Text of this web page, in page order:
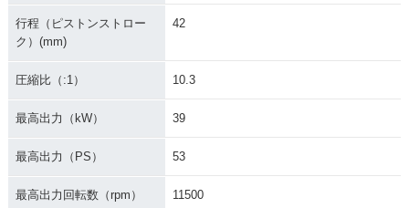
行程（ピストンストロー
ク）(mm)
42
圧縮比（:1） 10.3
最高出力（kW） 39
最高出力（PS） 53
最高出力回転数（rpm） 11500